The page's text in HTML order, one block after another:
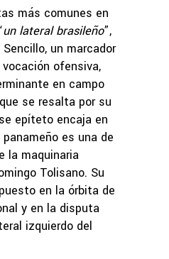
más comunes en
un lateral brasileño”,
un marcador
ofensiva,
en campo
se resalta por su
epíteto encaja en
es una de
la maquinaria
Tolisano. Su
en la órbita de
y en la disputa
izquierdo del